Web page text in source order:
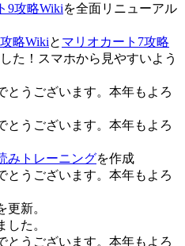
9攻略Wikiを全面リニューアル
略Wikiと マリオカート7攻略
た！スマホから見やすいよう
とうございます。本年もよろ
とうございます。本年もよろ
みトレーニングを作成
とうございます。本年もよろ
更新。
た。
とうございます。本年もよろ